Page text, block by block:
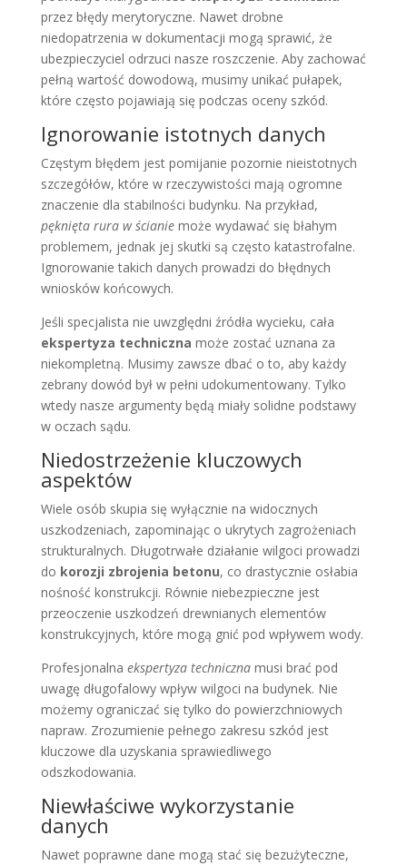
przez błędy merytoryczne. Nawet drobne
niedopatrzenia w dokumentacji mogą sprawić, że
ubezpieczyciel odrzuci nasze roszczenie. Aby zachować
pełną wartość dowodową, musimy unikać pułapek,
które często pojawiają się podczas oceny szkód.
Ignorowanie istotnych danych
Częstym błędem jest pomijanie pozornie nieistotnych
szczegółów, które w rzeczywistości mają ogromne
znaczenie dla stabilności budynku. Na przykład,
pęknięta rura w ścianiemoże wydawać się błahym
problemem, jednak jej skutki są często katastrofalne.
Ignorowanie takich danych prowadzi do błędnych
wniosków końcowych.
Jeśli specjalista nie uwzględni źródła wycieku, cała
ekspertyza techniczna może zostać uznana za
niekompletną. Musimy zawsze dbać o to, aby każdy
zebrany dowód był w pełni udokumentowany. Tylko
wtedy nasze argumenty będą miały solidne podstawy
w oczach sądu.
Niedostrzeżenie kluczowych
aspektów
Wiele osób skupia się wyłącznie na widocznych
uszkodzeniach, zapominając o ukrytych zagrożeniach
strukturalnych. Długotrwałe działanie wilgoci prowadzi
do korozji zbrojenia betonu, co drastycznie osłabia
nośność konstrukcji. Równie niebezpieczne jest
przeoczenie uszkodzeń drewnianych elementów
konstrukcyjnych, które mogą gnić pod wpływem wody.
Profesjonalna ekspertyza technicznamusi brać pod
uwagę długofalowy wpływ wilgoci na budynek. Nie
możemy ograniczać się tylko do powierzchniowych
napraw. Zrozumienie pełnego zakresu szkód jest
kluczowe dla uzyskania sprawiedliwego
odszkodowania.
Niewłaściwe wykorzystanie
danych
Nawet poprawne dane mogą stać się bezużyteczne,